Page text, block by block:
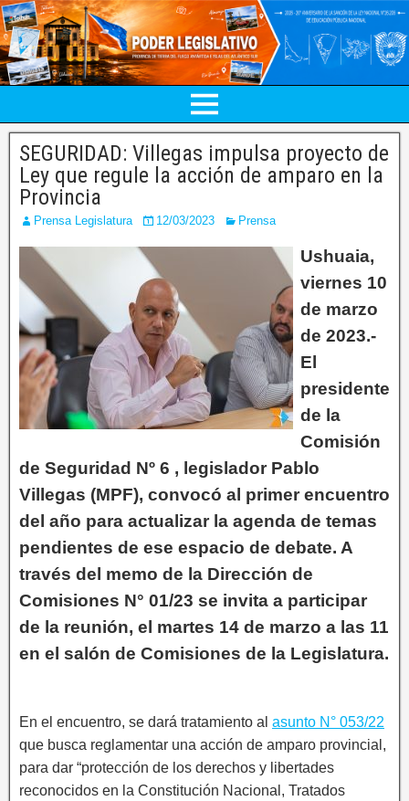
SEGURIDAD: Villegas impulsa proyecto de
Ley que regule la acción de amparo en la
Provincia
Prensa Legislatura 12/03/2023 Prensa
Ushuaia,
viernes 10
de marzo
de 2023.-
El
presidente
de la
Comisión
de Seguridad Nº 6 , legislador Pablo
Villegas (MPF), convocó al primer encuentro
del año para actualizar la agenda de temas
pendientes de ese espacio de debate. A
través del memo de la Dirección de
Comisiones N° 01/23 se invita a participar
de la reunión, el martes 14 de marzo a las 11
en el salón de Comisiones de la Legislatura.
En el encuentro, se dará tratamiento al asunto N° 053/22
que busca reglamentar una acción de amparo provincial,
para dar “protección de los derechos y libertades
reconocidos en la Constitución Nacional, Tratados